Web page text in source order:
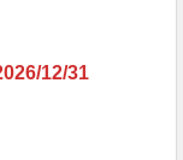
12/31